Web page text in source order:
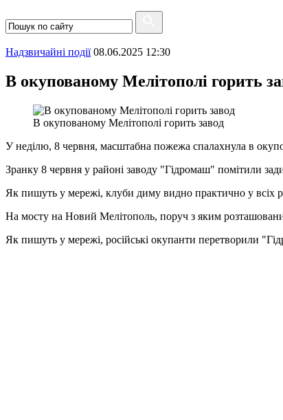
Надзвичайні події 08.06.2025 12:30
В окупованому Мелітополі горить
В окупованому Мелітополі горить завод
У неділю, 8 червня, масштабна пожежа спалахнула в
Зранку 8 червня у районі заводу "Гідромаш" помітили
Як пишуть у мережі, клуби диму видно практично у всіх
На мосту на Новий Мелітополь, поруч з яким
Як пишуть у мережі, російські окупанти перетворили